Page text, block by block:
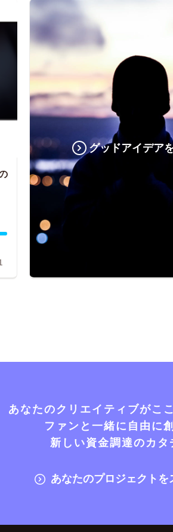
グッドアイデア
あなたのクリエイティブがこ
ファンと一緒に自由に
新しい資金調達のカタ
あなたのプロジェクトを